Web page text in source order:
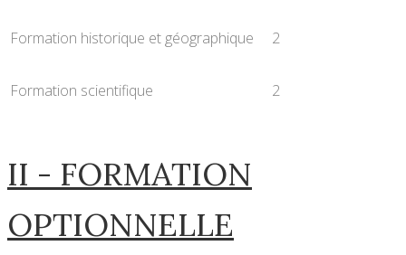
Formation historique et géographique 2
Formation scientifique 2
II - FORMATION
OPTIONNELLE